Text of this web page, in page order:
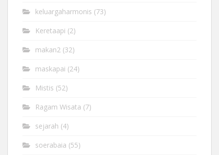
keluargaharmonis (73)
Keretaapi (2)
makan2 (32)
maskapai (24)
Mistis (52)
Ragam Wisata (7)
sejarah (4)
soerabaia (55)